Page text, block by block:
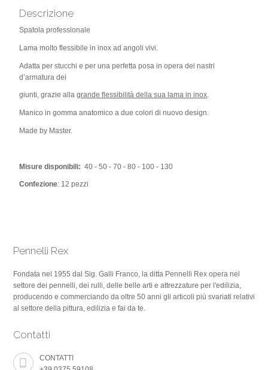
Descrizione
Spatola professionale
Lama molto flessibile in inox ad angoli vivi.
Adatta per stucchi e per una perfetta posa in opera dei nastri
d’armatura dei
giunti, grazie alla grande flessibilità della sua lama in inox.
Manico in gomma anatomico a due colori di nuovo design.
Made by Master.
Misure disponibili: 40 - 50 - 70 - 80 - 100 - 130
Confezione: 12 pezzi
Pennelli Rex
Fondata nel 1955 dal Sig. Galli Franco, la ditta Pennelli Rex opera nel
settore dei pennelli, dei rulli, delle belle arti e attrezzature per l'edilizia,
producendo e commerciando da oltre 50 anni gli articoli più svariati relativi
al settore della pittura, edilizia e fai da te.
Contatti
CONTATTI